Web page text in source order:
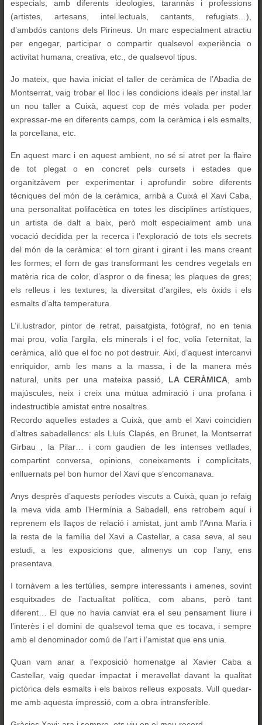
especials, amb diferents ideologies, tarannàs i professions
(artistes, artesans, intel.lectuals, cantants, refugiats…),
d’ambdós cantons dels Pirineus. Un marc especialment atractiu
per engegar, participar o compartir qualsevol experiència o
activitat humana, creativa, etc., de qualsevol tipus.
Jo mateix, que havia iniciat el taller de ceràmica de l’Abadia de
Montserrat, vaig trobar el lloc i les condicions ideals per instal.lar
un nou taller a Cuixà, aquest cop de més volada per poder
expressar-me en diferents camps, com la ceràmica i els esmalts,
la porcellana, etc.
En aquest marc i en aquest ambient, no sé si atret per la flaire
de tot plegat o en concret pels cursets i estades que
organitzàvem per experimentar i aprofundir sobre diferents
tècniques del món de la ceràmica, arribà a Cuixà el Xavi Caba,
una personalitat polifacètica en totes les disciplines artístiques,
un artista de dalt a baix, però molt especialment amb una
vocació decidida per la recerca i l’exploració de tots els secrets
del món de la ceràmica: el torn girant i girant i les mans creant
les formes; el forn de gas transformant les cendres vegetals en
matèria rica de color, d’aspror o de finesa; les plaques de gres;
els relleus i les textures; la diversitat d’argiles, els òxids i els
esmalts d’alta temperatura.
L’il.lustrador, pintor de retrat, paisatgista, fotògraf, no en tenia
mai prou, volia l’argila, els minerals i el foc, volia l’eternitat, la
ceràmica, allò que el foc no pot destruir. Així, d’aquest intercanvi
enriquidor, amb les mans a la massa, i de la manera més
natural, units per una mateixa passió, LA CERÀMICA , amb
majúscules, neix i creix una mútua admiració i una profana i
indestructible amistat entre nosaltres.
Recordo aquelles estades a Cuixà, que amb el Xavi coincidien
d’altres sabadellencs: els Lluís Clapés, en Brunet, la Montserrat
Girbau , la Pilar… i com gaudien de les intenses vetllades,
compartint conversa, opinions, coneixements i complicitats,
enlluernats pel bon humor del Xavi que s’encomanava.
Anys desprès d’aquests períodes viscuts a Cuixà, quan jo refaig
la meva vida amb l’Hermínia a Sabadell, ens retrobem aquí i
reprenem els llaços de relació i amistat, junt amb l’Anna Maria i
la resta de la família del Xavi a Castellar, a casa seva, al seu
estudi, a les exposicions que, almenys un cop l’any, ens
presentava.
I tornàvem a les tertúlies, sempre interessants i amenes, sovint
esquitxades de l’actualitat política, com abans, però tant
diferent… El que no havia canviat era el seu pensament lliure i
l’interès i el domini de qualsevol tema que es tocava, i sempre
amb el denominador comú de l’art i l’amistat que ens unia.
Quan vam anar a l’exposició homenatge al Xavier Caba a
Castellar, vaig quedar impactat i meravellat davant la qualitat
pictòrica dels esmalts i els baixos relleus exposats. Vull quedar-
me amb aquesta impressió, com a obra intransferible.